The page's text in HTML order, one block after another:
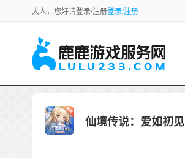
大人，您好请登录/注册登录/注册
仙境传说：爱如初见